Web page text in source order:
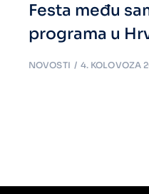
Festa među
programa u
NOVOSTI 4. KOLOVOZA